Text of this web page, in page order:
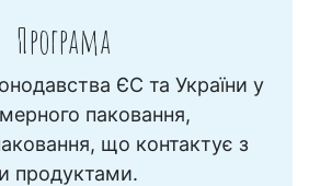
Програма
ЄС та України у
паковання,
що контактує з
продуктами.